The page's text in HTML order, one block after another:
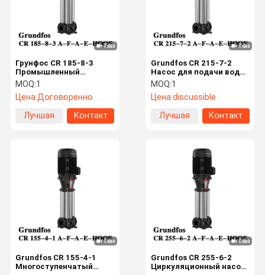
Главная
Продукция О Компании
Наша
Grundfos CR 215-7-2
Насос для подачи воды
в котел Вертикальный
многоступенчатый
центробежный насос из
нержавеющей стали
MOQ:1
Цена:discussible
Лучшая
Контакт
Грунфос CR 185-8-3
Промышленный
долговечный насос с
нержавеющей стали
для водоснабжения
MOQ:1
Цена:Договоренно
Лучшая
Контакт
Grundfos CR 255-6-2
Циркуляционный насос-
Grundfos CR 155-4-1
Многоступенчатый